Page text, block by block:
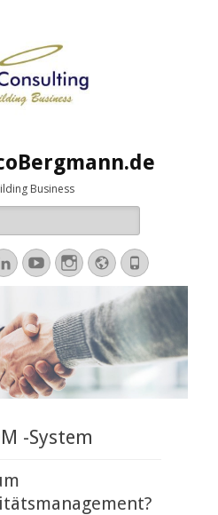
Business
LinkedInYouTubeInstagram
WebsiteTelefon
-System